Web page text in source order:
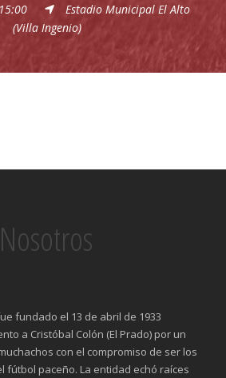
Estadio Municipal El Alto
(Villa Ingenio)
fundado el 13 de abril de 1933
a Cristóbal Colón (El Prado) por un
con el compromiso de ser los
fútbol paceño. La entidad echó raíces